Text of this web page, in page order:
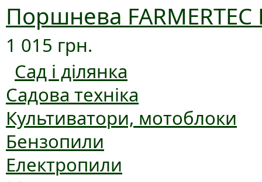
Поршнева
1 015 грн.
Сад і ділянка
Садова техніка
Культиватори, мотоблоки
Бензопили
Електропили